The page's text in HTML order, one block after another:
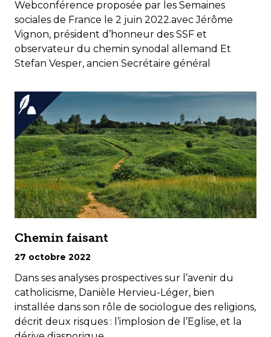
Webconférence proposée par les Semaines
sociales de France le 2 juin 2022.avec Jérôme
Vignon, président d’honneur des SSF et
observateur du chemin synodal allemand Et
Stefan Vesper, ancien Secrétaire général
Chemin faisant
27 octobre 2022
Dans ses analyses prospectives sur l’avenir du
catholicisme, Danièle Hervieu-Léger, bien
installée dans son rôle de sociologue des religions,
décrit deux risques : l’implosion de l’Eglise, et la